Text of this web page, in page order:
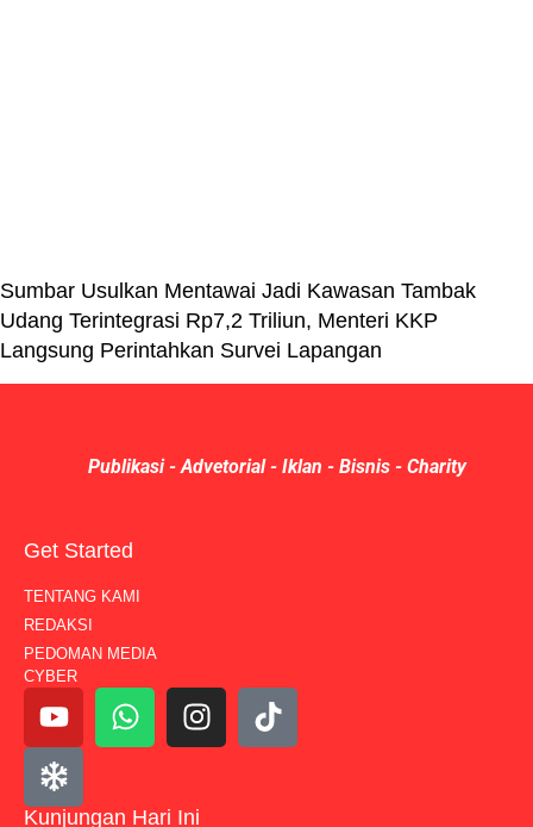
Sumbar Usulkan Mentawai Jadi Kawasan Tambak
Udang Terintegrasi Rp7,2 Triliun, Menteri KKP
Langsung Perintahkan Survei Lapangan
Publikasi - Advetorial - Iklan - Bisnis - Charity
Get Started
TENTANG KAMI
REDAKSI
PEDOMAN MEDIA
CYBER
Kunjungan Hari Ini